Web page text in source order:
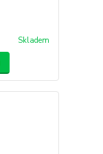
Skladem